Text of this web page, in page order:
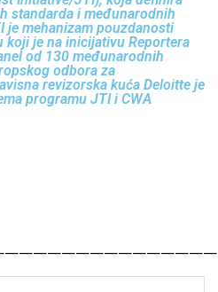
standarda i međunarodnih
je mehanizam pouzdanosti
koji je na inicijativu Reportera
od 130 međunarodnih
odbora za
revizorska kuća Deloitte je
programu JTI i CWA